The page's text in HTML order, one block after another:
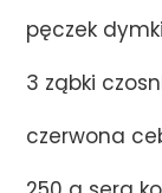
pęczek dymki
3 ząbki
czerwona